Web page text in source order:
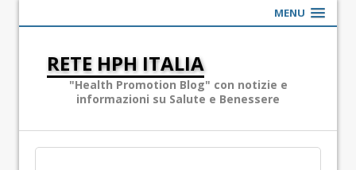
MENU
RETE HPH ITALIA
"Health Promotion Blog" con notizie e
informazioni su Salute e Benessere